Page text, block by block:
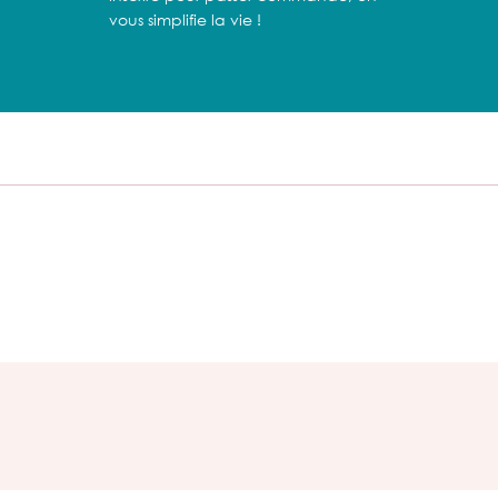
vous simplifie la vie !